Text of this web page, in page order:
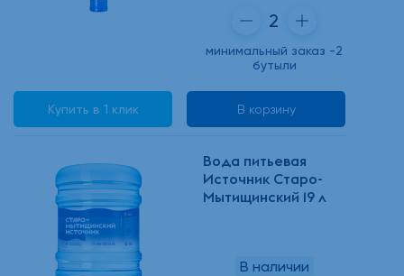
минимальный заказ -2
бутыли
Купить в 1 клик В корзину
Вода питьевая
Источник Старо-
Мытищинский 19 л
В наличии